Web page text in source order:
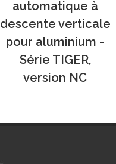
automatique à
descente verticale
pour aluminium -
Série TIGER,
version NC